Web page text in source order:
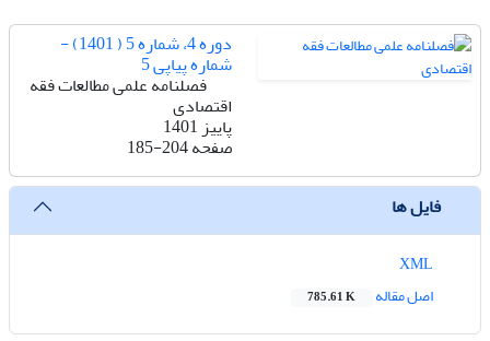
دوره 4، شماره 5 ( 1401) -
شماره پیاپی 5
فصلنامه علمی مطالعات فقه
اقتصادی
پاییز 1401
صفحه185-204
فایل ها
اصل مقاله
785.61 K